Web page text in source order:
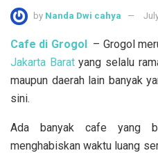
by Nanda Dwi cahya
Cafe di Grogol – Grogol
Jakarta Baratyang selalu
maupun daerah lain banyak
sini.
Ada banyak cafe yang
menghabiskan waktu luang